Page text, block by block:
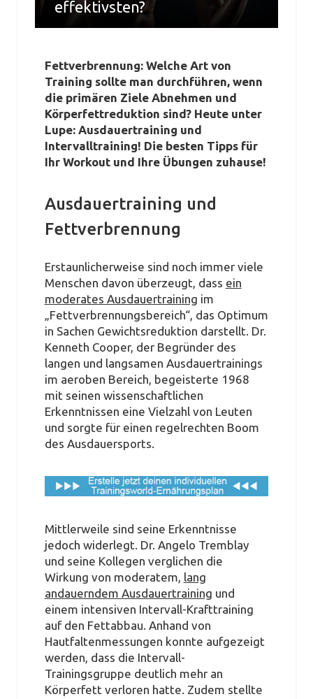
effektivsten?
Fettverbrennung: Welche Art von
Training sollte man durchführen, wenn
die primären Ziele Abnehmen und
Körperfettreduktion sind? Heute unter
Lupe: Ausdauertraining und
Intervalltraining! Die besten Tipps für
Ihr Workout und Ihre Übungen zuhause!
Ausdauertraining und
Fettverbrennung
Erstaunlicherweise sind noch immer viele
Menschen davon überzeugt, dass ein
moderates Ausdauertraining im
„Fettverbrennungsbereich“, das Optimum
in Sachen Gewichtsreduktion darstellt. Dr.
Kenneth Cooper, der Begründer des
langen und langsamen Ausdauertrainings
im aeroben Bereich, begeisterte 1968
mit seinen wissenschaftlichen
Erkenntnissen eine Vielzahl von Leuten
und sorgte für einen regelrechten Boom
des Ausdauersports.
Mittlerweile sind seine Erkenntnisse
jedoch widerlegt. Dr. Angelo Tremblay
und seine Kollegen verglichen die
Wirkung von moderatem, lang
andauerndem Ausdauertraining und
einem intensiven Intervall-Krafttraining
auf den Fettabbau. Anhand von
Hautfaltenmessungen konnte aufgezeigt
werden, dass die Intervall-
Trainingsgruppe deutlich mehr an
Körperfett verloren hatte. Zudem stellte